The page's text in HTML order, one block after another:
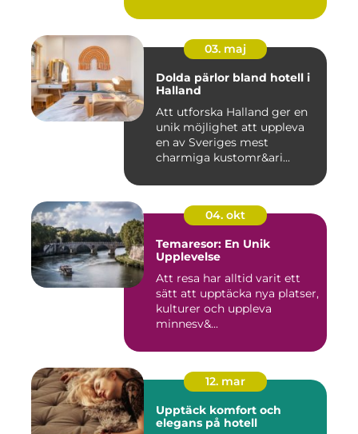
03. maj
Dolda pärlor bland hotell i
Halland
Att utforska Halland ger en
unik möjlighet att uppleva
en av Sveriges mest
charmiga kustomr&ari...
04. okt
Temaresor: En Unik
Upplevelse
Att resa har alltid varit ett
sätt att upptäcka nya platser,
kulturer och uppleva
minnesv&...
12. mar
Upptäck komfort och
elegans på hotell